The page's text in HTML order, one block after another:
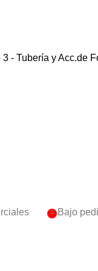
- Tubería y Acc.de
= Bajo